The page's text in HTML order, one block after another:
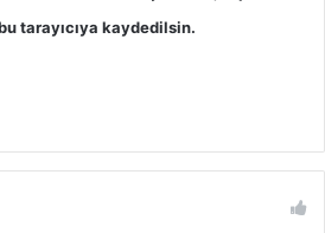
tarayıcıya kaydedilsin.